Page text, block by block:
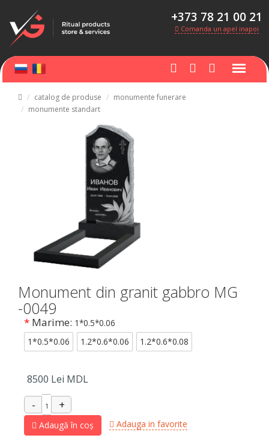
+373 78 21 00 21
Comanda un apel inapoi
catalog de produse
monumente funerare
monumente standart
Monument din granit gabbro MG
-0049
* Marime: 1*0.5*0.06
1*0.5*0.06
1.2*0.6*0.06 1.2*0.6*0.08
8500 Lei MDL
Adaugă în coș Adauga in favorite